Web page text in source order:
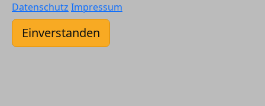
Joachim Schimikowski
Leutesdorf
Datenschutz Impressum
Einverstanden